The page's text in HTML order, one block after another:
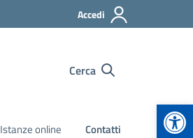
Accedi
Cerca
Istanze online Contatti